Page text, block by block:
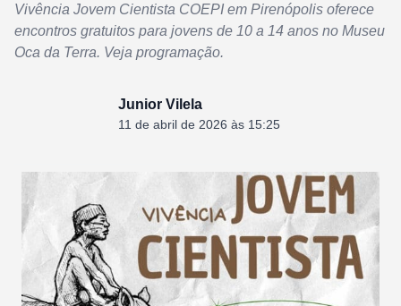
Vivência Jovem Cientista COEPI em Pirenópolis oferece
encontros gratuitos para jovens de 10 a 14 anos no Museu
Oca da Terra. Veja programação.
Junior Vilela
11 de abril de 2026 às 15:25